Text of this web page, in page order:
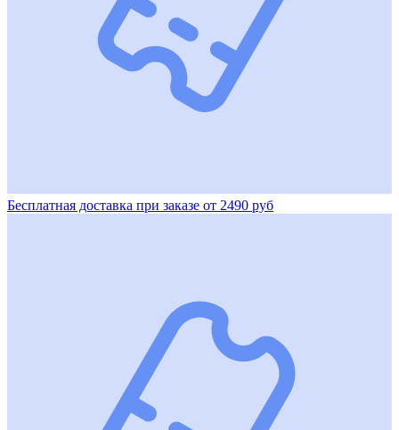
Бесплатная доставка при заказе от 2490 руб